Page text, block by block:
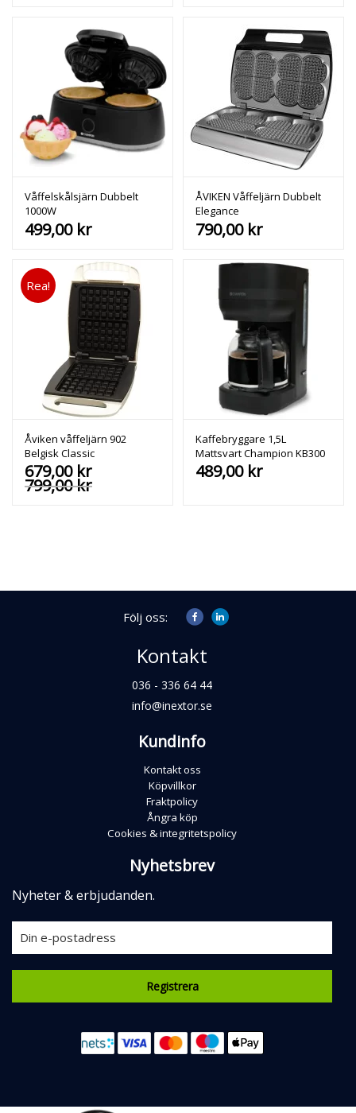
Våffelskålsjärn Dubbelt
1000W
499,00 kr
ÅVIKEN Våffeljärn Dubbelt
Elegance
790,00 kr
Rea!
Åviken våffeljärn 902
Belgisk Classic
679,00 kr
799,00kr
Kaffebryggare 1,5L
Mattsvart Champion KB300
489,00 kr
Följ oss:
Kontakt
036 - 336 64 44
info@inextor.se
Kundinfo
Kontakt oss
Köpvillkor
Fraktpolicy
Ångra köp
Cookies & integritetspolicy
Nyhetsbrev
Nyheter & erbjudanden.
Registrera